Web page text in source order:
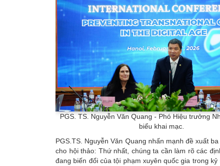
PGS. TS. Nguyễn Văn Quang - Phó Hiệu trưởng
biểu khai mạc.
PGS.TS. Nguyễn Văn Quang nhấn mạnh đề xuất
cho hội thảo: Thứ nhất, chúng ta cần làm rõ các
đang biến đổi của tội phạm xuyên quốc gia trong